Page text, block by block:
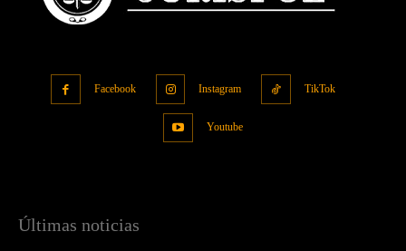
Facebook Instagram TikTok
Youtube
Últimas noticias